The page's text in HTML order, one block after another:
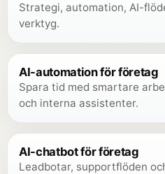
Strategi, automation, AI-
verktyg.
AI-automation för företag
Spara tid med smartare
och interna assistenter.
AI-chatbot för företag
Leadbotar, supportflöden